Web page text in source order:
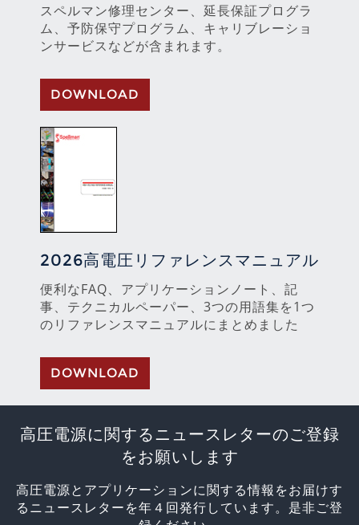
スペルマン修理センター、延長保証プログラ
ム、予防保守プログラム、キャリブレーショ
ンサービスなどが含まれます。
DOWNLOAD
2026高電圧リファレンスマニュアル
便利なFAQ、アプリケーションノート、記
事、テクニカルペーパー、3つの用語集を1つ
のリファレンスマニュアルにまとめました
DOWNLOAD
高圧電源に関するニュースレターのご登録
をお願いします
高圧電源とアプリケーションに関する情報をお届けす
るニュースレターを年４回発行しています。是非ご登